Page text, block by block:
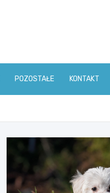
POZOSTAŁE KONTAKT